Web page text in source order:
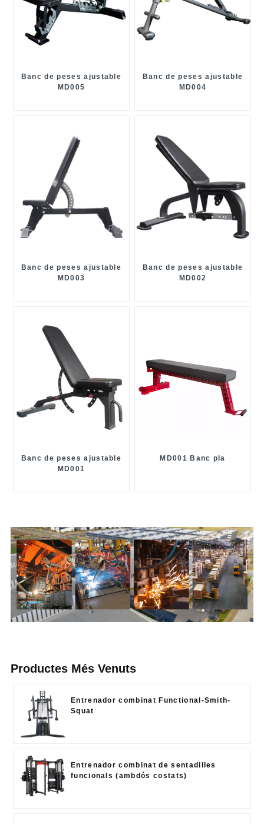
Banc de peses ajustable
MD005
Banc de peses ajustable
MD004
Banc de peses ajustable
MD003
Banc de peses ajustable
MD002
Banc de peses ajustable
MD001
MD001 Banc pla
Productes Més Venuts
Entrenador combinat Functional-Smith-
Squat
Entrenador combinat de sentadilles
funcionals (ambdós costats)